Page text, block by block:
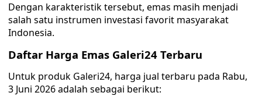
Dengan karakteristik tersebut, emas masih menjadi
salah satu instrumen investasi favorit masyarakat
Indonesia.
Daftar Harga Emas Galeri24 Terbaru
Untuk produk Galeri24, harga jual terbaru pada Rabu,
3 Juni 2026 adalah sebagai berikut: